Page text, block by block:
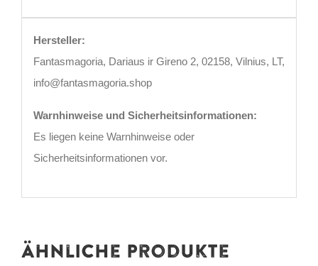
Hersteller:
Fantasmagoria, Dariaus ir Gireno 2, 02158, Vilnius, LT,
info@fantasmagoria.shop
Warnhinweise und Sicherheitsinformationen:
Es liegen keine Warnhinweise oder
Sicherheitsinformationen vor.
Ähnliche Produkte